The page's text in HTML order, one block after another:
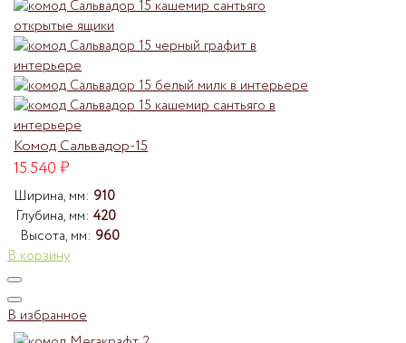
Комод Сальвадор-15
15.540₽
Ширина, мм: 910
Глубина, мм: 420
Высота, мм: 960
В корзину
В избранное